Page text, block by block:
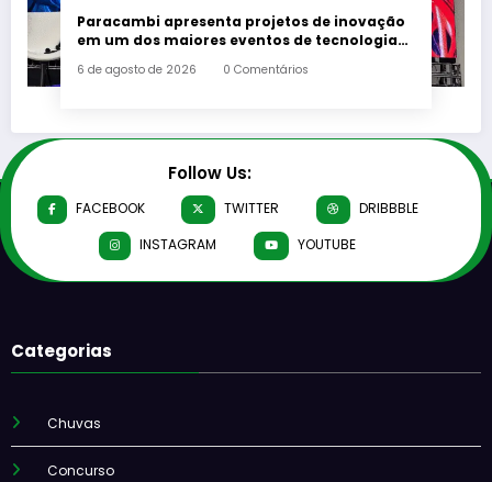
Paracambi apresenta projetos de inovação
em um dos maiores eventos de tecnologia
6 de agosto de 2026 0 Comentários
Follow Us:
FACEBOOK TWITTER
DRIBBBLE
INSTAGRAM
YOUTUBE
Categorias
Chuvas
Concurso